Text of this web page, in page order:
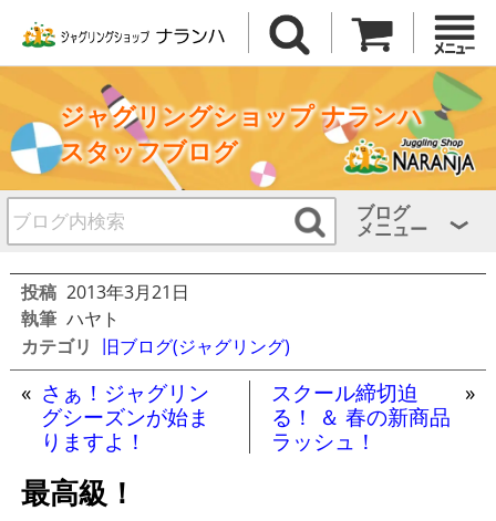
ジャグリングショップ ナランハ
スタッフブログ
ブログ
メニュー
投稿 2013年3月21日
執筆 ハヤト
カテゴリ 旧ブログ(ジャグリング)
« さぁ！ジャグリン
グシーズンが始ま
りますよ！
スクール締切迫
る！ ＆ 春の新商品
ラッシュ！
»
最高級！